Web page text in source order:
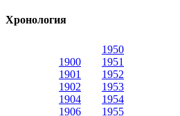
Хронология
1900
1901
1902
1904
1906
1950
1951
1952
1953
1954
1955